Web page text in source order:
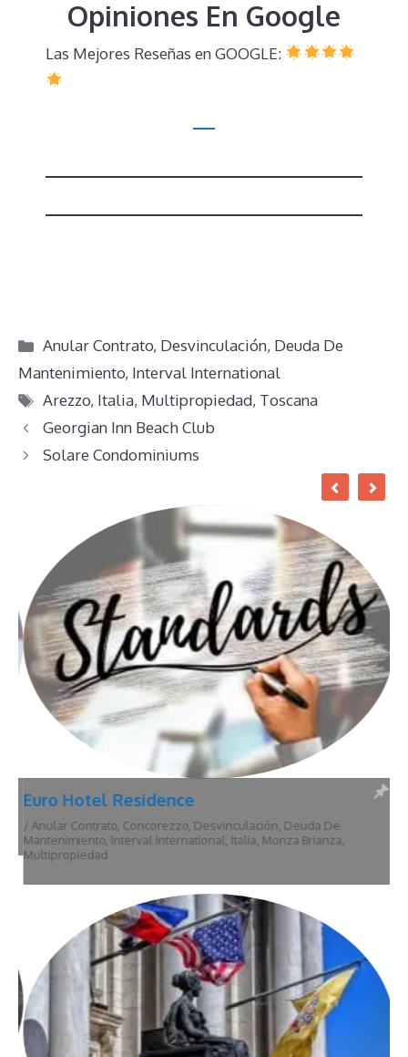
Opiniones En Google
Las Mejores Reseñas en GOOGLE:
Categorías
Anular Contrato, Desvinculación, Deuda De
Mantenimiento, Interval International
Etiquetas
Arezzo, Italia, Multipropiedad, Toscana
Georgian Inn Beach Club
Solare Condominiums
Euro Hotel Residence
/Anular Contrato,Concorezzo,Desvinculación,Deuda De
Mantenimiento,Interval International,Italia,Monza Brianza,
Multipropiedad